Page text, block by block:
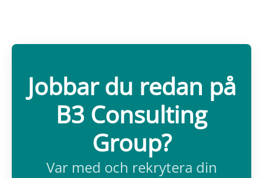
Jobbar du redan på
B3 Consulting
Group?
Var med och rekrytera din